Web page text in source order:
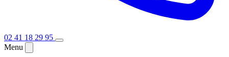
02 41 18 29 95
Menu